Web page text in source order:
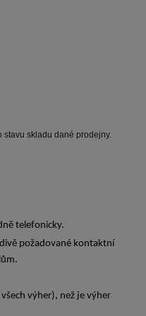
stavu skladu dané prodejny.
telefonicky.
požadované kontaktní
výher), než je výher